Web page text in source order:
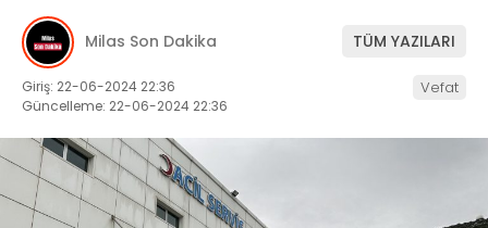
EKONOMI
SPOR
VEFAT
GENEL
İLETIŞIM
Milas Son Dakika TÜM YAZILARI
Giriş: 22-06-2024 22:36
Güncelleme: 22-06-2024 22:36
Vefat